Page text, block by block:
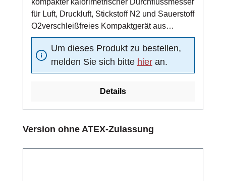
für Luft, Druckluft, Stickstoff N2 und Sauerstoff
O2verschleißfreies Kompaktgerät aus
Edelstahl 1.4571
(Standardmaterial)einsetzbar in ATEX-Zone
1, 2, 21 und 224 ... 20 mA Analogausgang (4
mA = 0 m/s, 20 mA =
Funktionsbereichsendwert)Schaltausgang:
vorliegenden Strömung in 10 vordefinierten
einstellbarPulsausgang: Zuordnung Menge
pro Puls einstellbar10-fach LED-Balken (rot,
Um dieses Produkt zu bestellen,
melden Sie sich bitte hier an.
Details
Produktgalerie überspringen
Version ohne ATEX-Zulassung